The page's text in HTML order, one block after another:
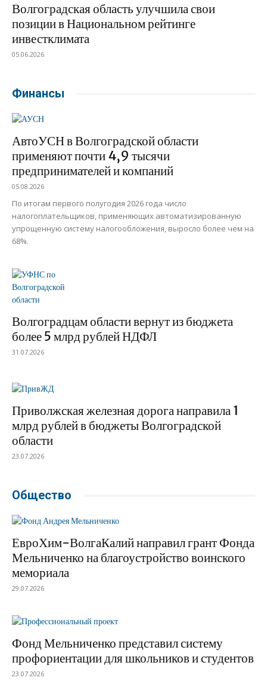
Волгоградская область улучшила свои
позиции в Национальном рейтинге
инвестклимата
05.06.2026
Финансы
АвтоУСН в Волгоградской области
применяют почти 4,9 тысячи
предпринимателей и компаний
05.08.2026
По итогам первого полугодия 2026 года число
налогоплательщиков, применяющих автоматизированную
упрощенную систему налогообложения, выросло более чем на
68%.
Волгоградцам области вернут из бюджета
более 5 млрд рублей НДФЛ
31.07.2026
Приволжская железная дорога направила 1
млрд рублей в бюджеты Волгоградской
области
23.07.2026
Общество
ЕвроХим-ВолгаКалий направил грант Фонда
Мельниченко на благоустройство воинского
мемориала
29.07.2026
Фонд Мельниченко представил систему
профориентации для школьников и студентов
23.07.2026